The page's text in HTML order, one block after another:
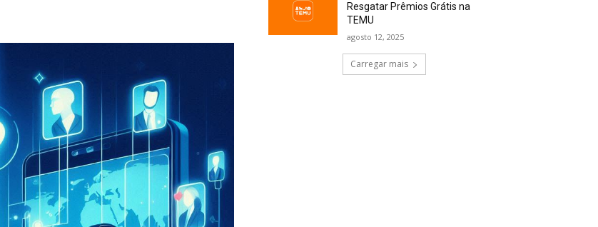
Resgatar Prêmios Grátis na
TEMU
agosto 12, 2025
Carregar mais